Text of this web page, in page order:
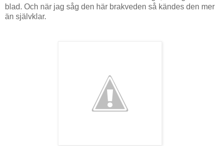
blad. Och när jag såg den här brakveden så kändes den mer
än självklar.